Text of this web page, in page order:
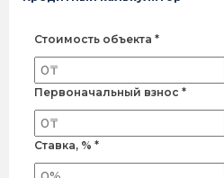
Стоимость объекта *
Первоначальный взнос *
Ставка, % *